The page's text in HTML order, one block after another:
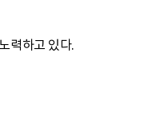
력하고 있다.